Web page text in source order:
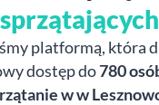
sprzątających
platformą, która
dostęp do780
w w